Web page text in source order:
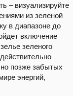
– визуализируйте
из зеленой
в диапазоне до
включение
зеленого
но позже забытых
энергий,